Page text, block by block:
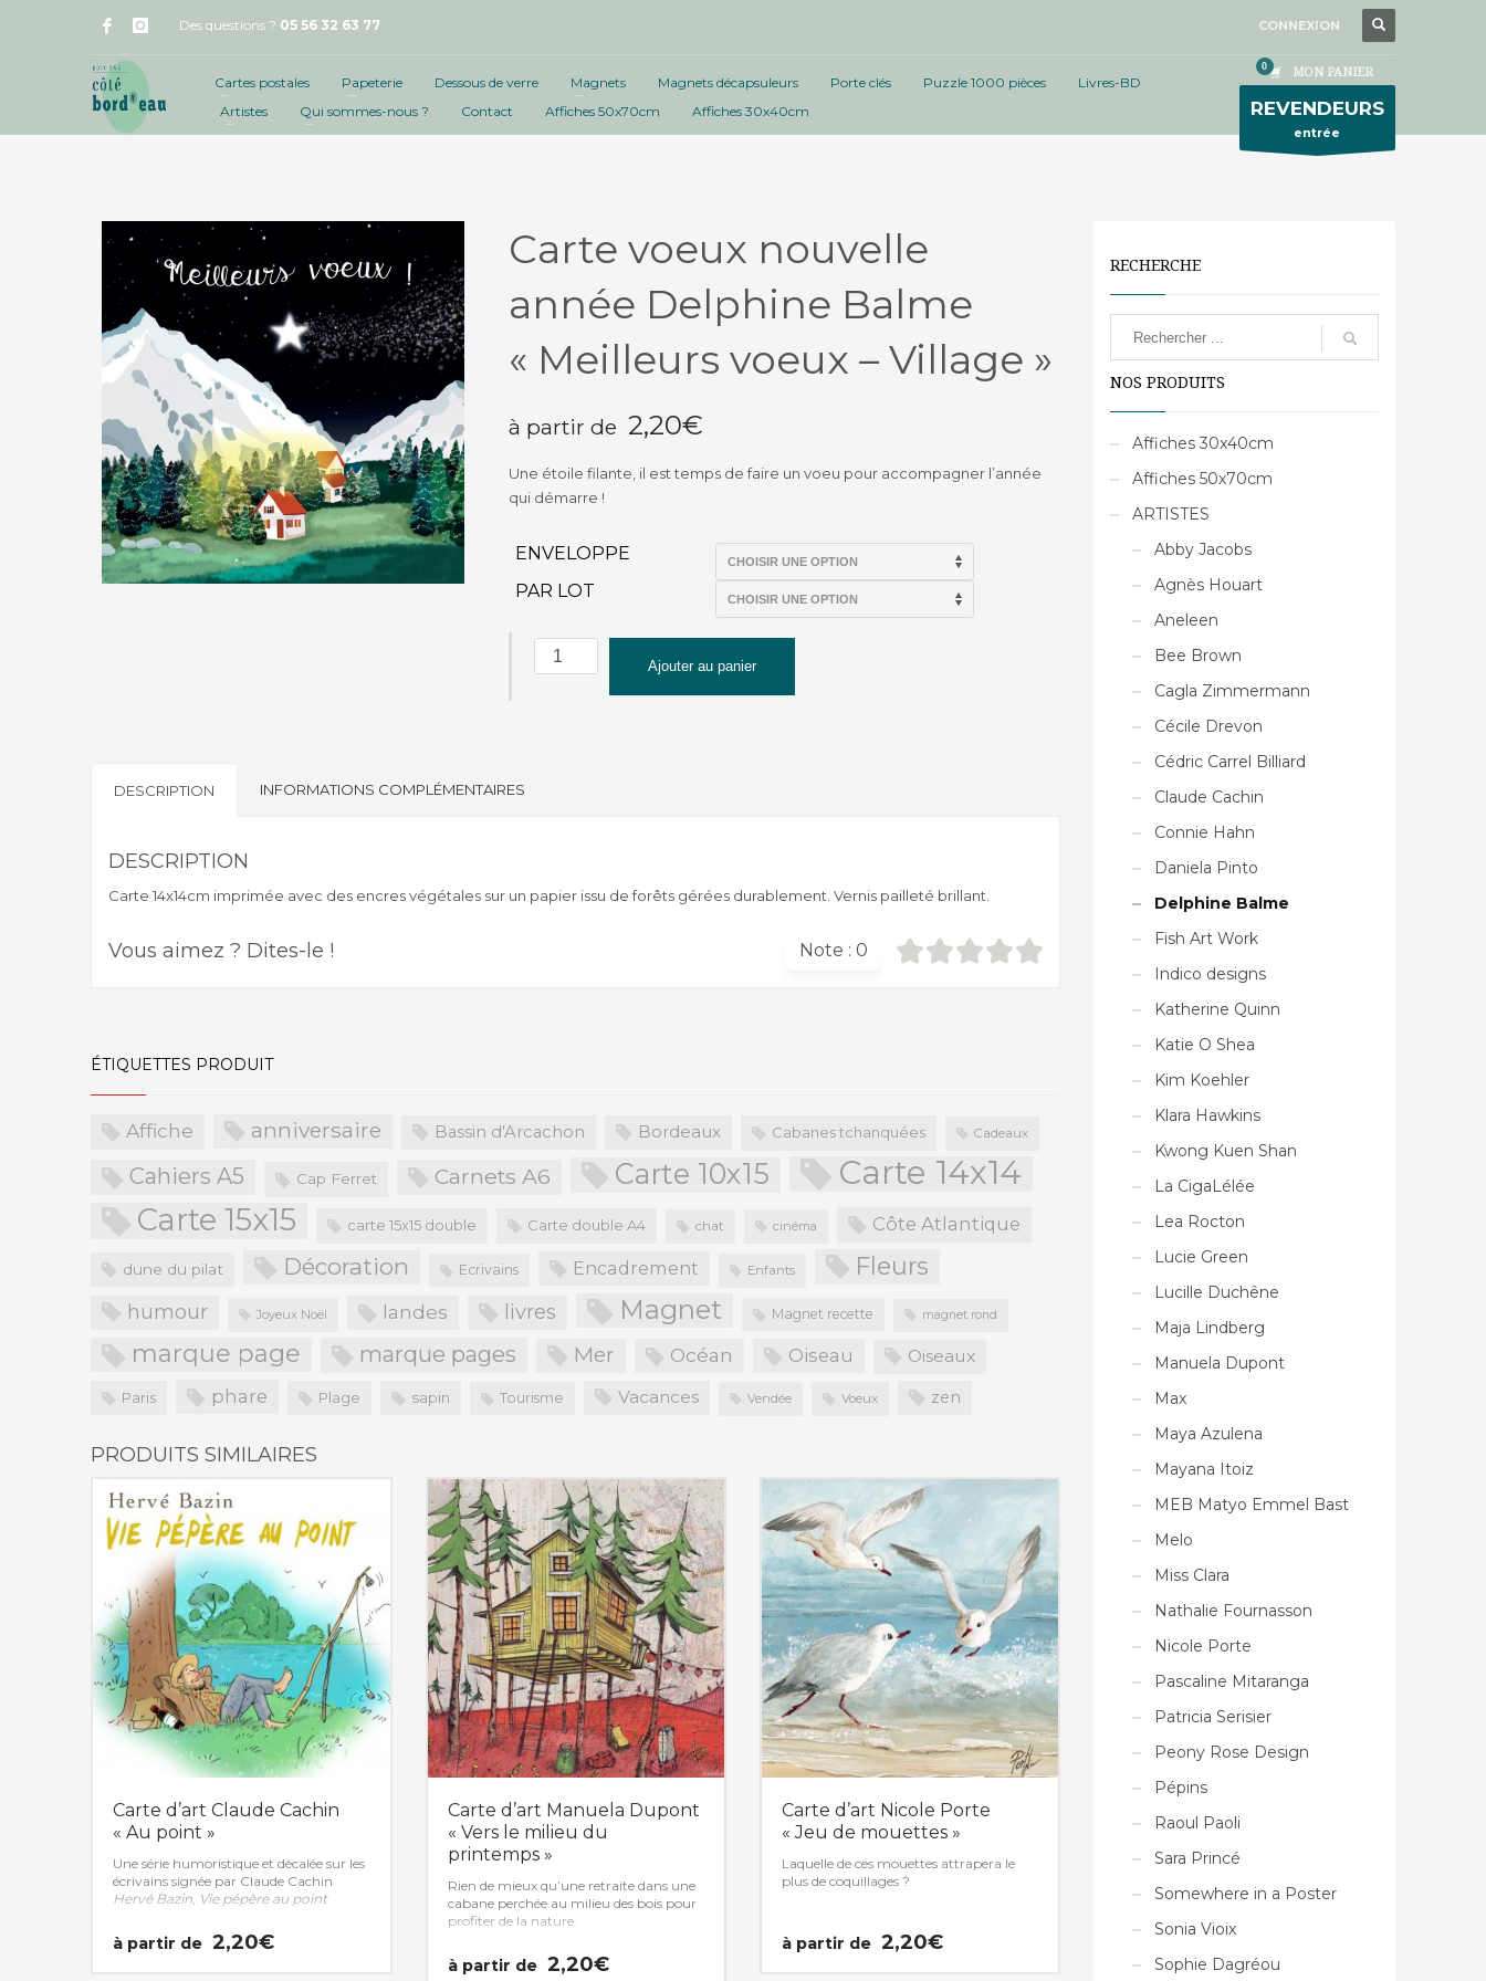
Des questions ? 05 56 32 63 77 CONNEXION
Cartes postales Papeterie Dessous de verre Magnets Magnets décapsuleurs Porte clés Puzzle 1000 pièces
Livres-BD
Artistes
Qui sommes-nous ? Contact Affiches 50x70cm Affiches 30x40cm
MON PANIER
REVENDEURS
entrée
Carte voeux nouvelle
année Delphine Balme
« Meilleurs voeux – Village »
à partir de 2,20€
Une étoile filante, il est temps de faire un voeu pour accompagner l’année
qui démarre !
ENVELOPPE
PAR LOT
quantité
de
-
Ajouter au panier
DESCRIPTION INFORMATIONS COMPLÉMENTAIRES
DESCRIPTION
Carte 14x14cm imprimée avec des encres végétales sur un papier issu de forêts gérées durablement. Vernis pailleté brillant.
Vous aimez ? Dites-le ! Note : 0
ÉTIQUETTES PRODUIT
Affiche anniversaire Bassin d'Arcachon Bordeaux Cabanes tchanquées Cadeaux
Cahiers A5 Cap Ferret Carnets A6 Carte 10x15 Carte 14x14
Carte 15x15 carte 15x15 double Carte double A4 chat cinéma Côte Atlantique
dune du pilat Décoration Ecrivains Encadrement Enfants Fleurs
humour Joyeux Noël landes livres Magnet Magnet recette magnet rond
marque page marque pages Mer Océan Oiseau Oiseaux
Paris phare Plage sapin Tourisme Vacances Vendée Voeux zen
PRODUITS SIMILAIRES
Carte d’art Claude Cachin
« Au point »
Une série humoristique et décalée sur les
écrivains signée par Claude Cachin
Hervé Bazin, Vie pépère au point
à partir de 2,20€
Carte d’art Manuela Dupont
« Vers le milieu du
printemps »
Rien de mieux qu’une retraite dans une
cabane perchée au milieu des bois pour
profiter de la nature.
à partir de 2,20€
Carte d’art Nicole Porte
« Jeu de mouettes »
Laquelle de ces mouettes attrapera le
plus de coquillages ?
à partir de 2,20€
RECHERCHE
NOS PRODUITS
Affiches 30x40cm
Affiches 50x70cm
ARTISTES
Abby Jacobs
Agnès Houart
Aneleen
Bee Brown
Cagla Zimmermann
Cécile Drevon
Cédric Carrel Billiard
Claude Cachin
Connie Hahn
Daniela Pinto
Delphine Balme
Fish Art Work
Indico designs
Katherine Quinn
Katie O Shea
Kim Koehler
Klara Hawkins
Kwong Kuen Shan
La CigaLélée
Lea Rocton
Lucie Green
Lucille Duchêne
Maja Lindberg
Manuela Dupont
Max
Maya Azulena
Mayana Itoiz
MEB Matyo Emmel Bast
Melo
Miss Clara
Nathalie Fournasson
Nicole Porte
Pascaline Mitaranga
Patricia Serisier
Peony Rose Design
Pépins
Raoul Paoli
Sara Princé
Somewhere in a Poster
Sonia Vioix
Sophie Dagréou